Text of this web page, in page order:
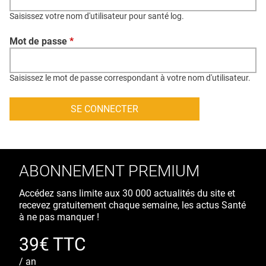
CONTACT
CRÉDITS
Saisissez votre nom d'utilisateur pour santé log.
Mot de passe *
Saisissez le mot de passe correspondant à votre nom d'utilisateur.
ABONNEMENT PREMIUM
Accédez sans limite aux 30 000 actualités du site et
recevez gratuitement chaque semaine, les actus Santé
à ne pas manquer !
39€ TTC
/ an